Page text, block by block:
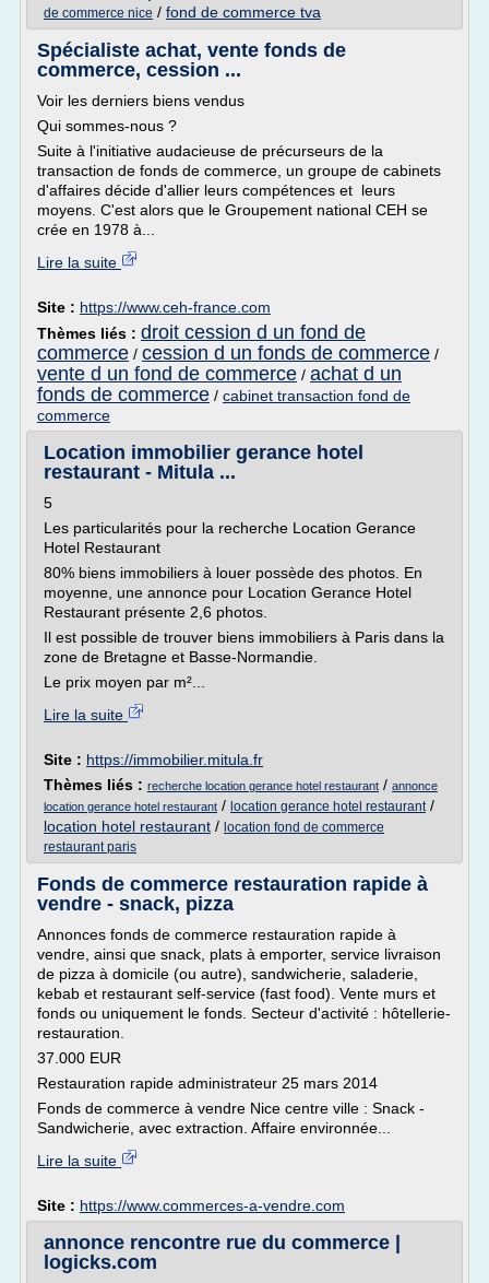
de commerce nice / fond de commerce tva
Spécialiste achat, vente fonds de
commerce, cession ...
Voir les derniers biens vendus
Qui sommes-nous ?
Suite à l'initiative audacieuse de précurseurs de la
transaction de fonds de commerce, un groupe de cabinets
d'affaires décide d'allier leurs compétences et leurs
moyens. C'est alors que le Groupement national CEH se
crée en 1978 à...
Lire la suite
Site : https://www.ceh-france.com
Thèmes liés : droit cession d un fond de
commerce / cession d un fonds de commerce /
vente d un fond de commerce / achat d un
fonds de commerce / cabinet transaction fond de
commerce
Location immobilier gerance hotel
restaurant - Mitula ...
5
Les particularités pour la recherche Location Gerance
Hotel Restaurant
80% biens immobiliers à louer possède des photos. En
moyenne, une annonce pour Location Gerance Hotel
Restaurant présente 2,6 photos.
Il est possible de trouver biens immobiliers à Paris dans la
zone de Bretagne et Basse-Normandie.
Le prix moyen par m²...
Lire la suite
Site : https://immobilier.mitula.fr
Thèmes liés : recherche location gerance hotel restaurant / annonce
location gerance hotel restaurant / location gerance hotel restaurant/
location hotel restaurant / location fond de commerce
restaurant paris
Fonds de commerce restauration rapide à
vendre - snack, pizza
Annonces fonds de commerce restauration rapide à
vendre, ainsi que snack, plats à emporter, service livraison
de pizza à domicile (ou autre), sandwicherie, saladerie,
kebab et restaurant self-service (fast food). Vente murs et
fonds ou uniquement le fonds. Secteur d'activité : hôtellerie-
restauration.
37.000 EUR
Restauration rapide administrateur 25 mars 2014
Fonds de commerce à vendre Nice centre ville : Snack -
Sandwicherie, avec extraction. Affaire environnée...
Lire la suite
Site : https://www.commerces-a-vendre.com
annonce rencontre rue du commerce |
logicks.com